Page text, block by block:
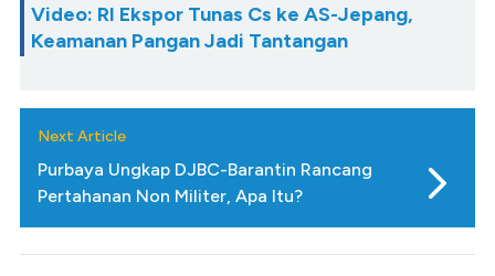
Video: RI Ekspor Tunas Cs ke AS-Jepang,
Keamanan Pangan Jadi Tantangan
Next Article
Purbaya Ungkap DJBC-Barantin Rancang
Pertahanan Non Militer, Apa Itu?